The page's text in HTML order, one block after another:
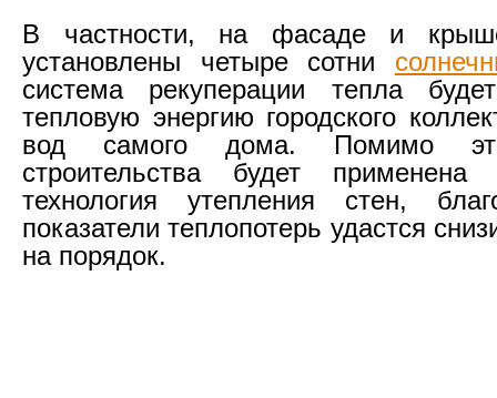
В частности, на фасаде и
установлены четыре сотни
система рекуперации тепла
тепловую энергию городского
вод самого дома. Помимо
строительства будет применена
технология утепления стен,
показатели теплопотерь удастся
на порядок.